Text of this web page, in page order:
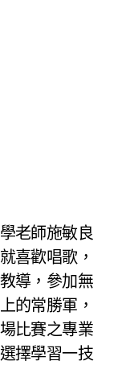
老師施敏良
喜歡唱歌，
導，參加無
的常勝軍，
比賽之專業
擇學習一技